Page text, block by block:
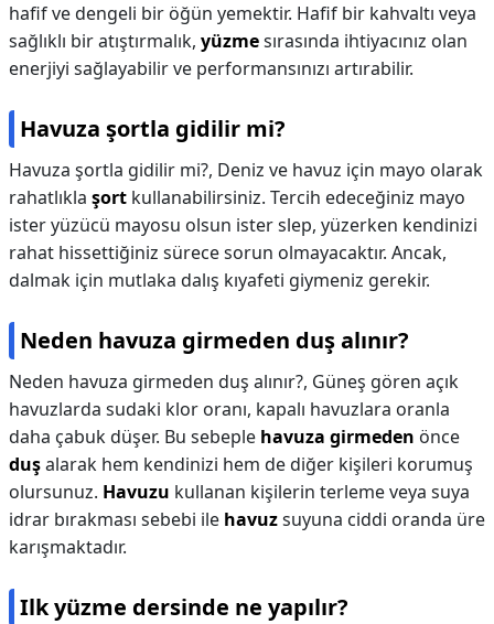
hafif ve dengeli bir öğün yemektir. Hafif bir kahvaltı veya
sağlıklı bir atıştırmalık, yüzmesırasında ihtiyacınız olan
enerjiyi sağlayabilir ve performansınızı artırabilir.
Havuza şortla gidilir mi?
Havuza şortla gidilir mi?, Deniz ve havuz için mayo olarak
rahatlıkla şort kullanabilirsiniz. Tercih edeceğiniz mayo
ister yüzücü mayosu olsun ister slep, yüzerken kendinizi
rahat hissettiğiniz sürece sorun olmayacaktır. Ancak,
dalmak için mutlaka dalış kıyafeti giymeniz gerekir.
Neden havuza girmeden duş alınır?
Neden havuza girmeden duş alınır?, Güneş gören açık
havuzlarda sudaki klor oranı, kapalı havuzlara oranla
daha çabuk düşer. Bu sebeple havuza girmeden önce
duşalarak hem kendinizi hem de diğer kişileri korumuş
olursunuz. Havuzu kullanan kişilerin terleme veya suya
idrar bırakması sebebi ile havuzsuyuna ciddi oranda üre
karışmaktadır.
Ilk yüzme dersinde ne yapılır?